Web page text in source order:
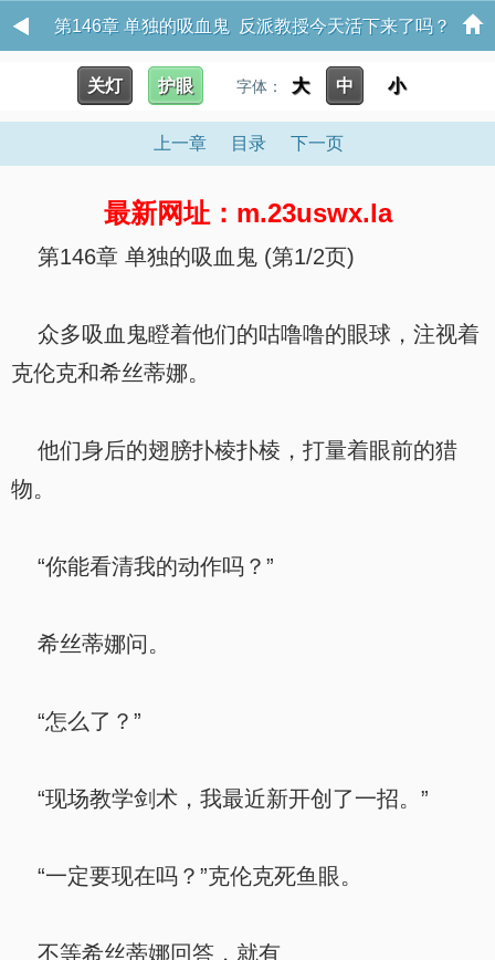
第146章 单独的吸血鬼 反派教授今天活下来了吗？
关灯 护眼 字体： 大 中 小
上一章 目录 下一页
最新网址：m.23uswx.la
第146章 单独的吸血鬼 (第1/2页)
众多吸血鬼瞪着他们的咕噜噜的眼球，注视着
克伦克和希丝蒂娜。
他们身后的翅膀扑棱扑棱，打量着眼前的猎
物。
“你能看清我的动作吗？”
希丝蒂娜问。
“怎么了？”
“现场教学剑术，我最近新开创了一招。”
“一定要现在吗？”克伦克死鱼眼。
不等希丝蒂娜回答，就有